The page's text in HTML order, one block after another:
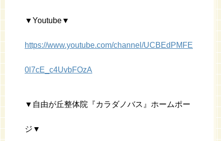
▼Youtube▼
https://www.youtube.com/channel/UCBEdPMFE
0l7cE_c4UvbFOzA
▼自由が丘整体院『カラダノバス』ホームポー
ジ▼